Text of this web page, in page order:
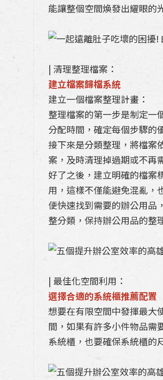
能讓整個空間煥發出耀眼的
| 清理整理檔案：
建立檔案歸檔系統
建立一個檔案整理計畫：
整理檔案的第一步是制定一
分配時間，確定每個步驟的
接下來是分類整理，將檔案
案，及時清理掉過期或不再
好了之後，建立明確的檔案
用，這樣不僅能避免混亂，
便快速找到需要的辦公用品
整分類，保持辦公用品的整
| 最佳化空間利用：
選擇合適的系統櫃推薦配置
想要在有限空間中發揮最大
間，如果有許多小件物品需
系統櫃，也要確保系統櫃的